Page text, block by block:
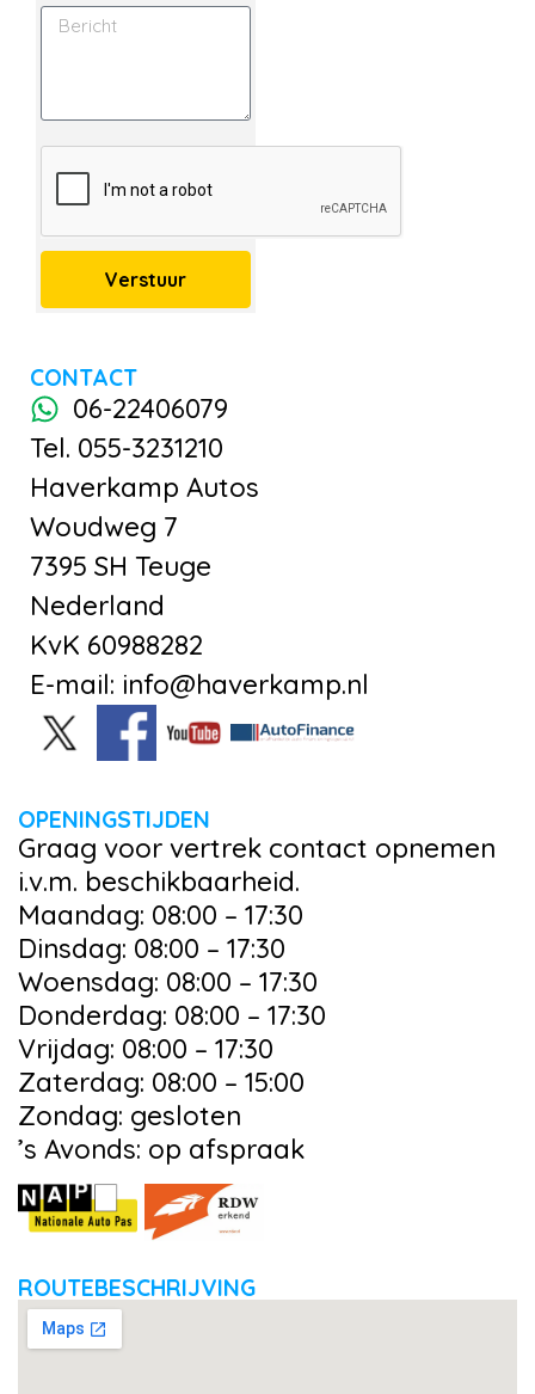
Verstuur
CONTACT
06-22406079
Tel. 055-3231210
Haverkamp Autos
Woudweg 7
7395 SH Teuge
Nederland
KvK 60988282
E-mail: info@haverkamp.nl
OPENINGSTIJDEN
Graag voor vertrek contact opnemen
i.v.m. beschikbaarheid.
Maandag: 08:00 – 17:30
Dinsdag: 08:00 – 17:30
Woensdag: 08:00 – 17:30
Donderdag: 08:00 – 17:30
Vrijdag: 08:00 – 17:30
Zaterdag: 08:00 – 15:00
Zondag: gesloten
’s Avonds: op afspraak
ROUTEBESCHRIJVING